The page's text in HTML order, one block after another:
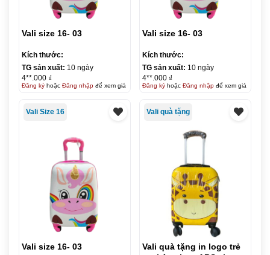
Vali size 16- 03
Kích thước:
TG sản xuất: 10 ngày
4**.000 ₫
Đăng kýhoặc Đăng nhậpđể xem giá
Vali size 16- 03
Kích thước:
TG sản xuất: 10 ngày
4**.000 ₫
Đăng kýhoặc Đăng nhậpđể xem giá
Vali Size 16
Vali size 16- 03
Vali quà tặng
Vali quà tặng in logo trẻ